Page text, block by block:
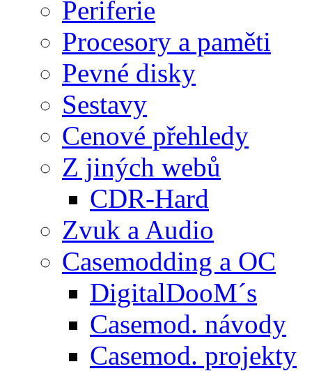
Periferie
Procesory a paměti
Pevné disky
Sestavy
Cenové přehledy
Z jiných webů
CDR-Hard
Zvuk a Audio
Casemodding a OC
DigitalDooM´s
Casemod. návody
Casemod. projekty